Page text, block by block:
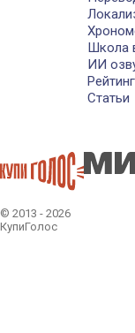
Школа
ИИ
Статьи
© 2013 - 2026
КупиГолос